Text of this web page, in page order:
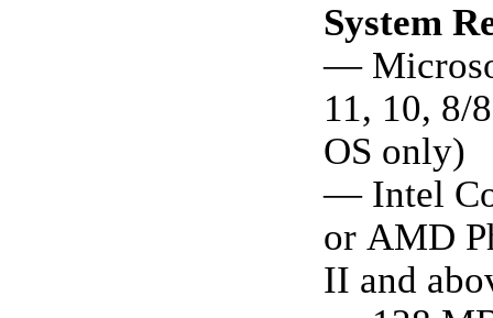
System
—
11, 10, 8/
OS only)
— Intel
or AMD
II and